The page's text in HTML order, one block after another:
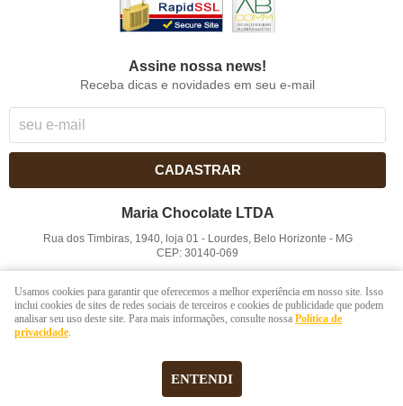
Assine nossa news!
Receba dicas e novidades em seu e-mail
CADASTRAR
Maria Chocolate LTDA
Rua dos Timbiras, 1940, loja 01 - Lourdes, Belo Horizonte - MG
CEP: 30140-069
LOJA VIRTUAL CRIADA POR
Usamos cookies para garantir que oferecemos a melhor experiência em nosso site. Isso
inclui cookies de sites de redes sociais de terceiros e cookies de publicidade que podem
analisar seu uso deste site. Para mais informações, consulte nossa Política de
privacidade.
ENTENDI